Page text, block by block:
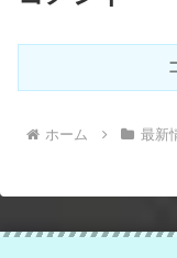
ホーム 最新